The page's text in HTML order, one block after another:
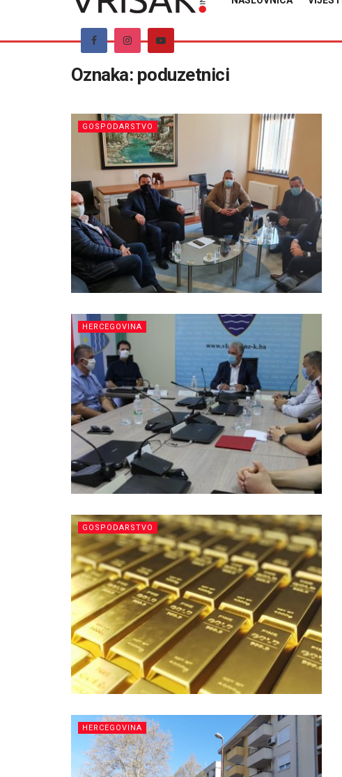
Oznaka: poduzetnici
GOSPODARSTVO
HERCEGOVINA
GOSPODARSTVO
HERCEGOVINA